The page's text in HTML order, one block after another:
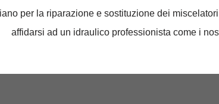
per la riparazione e sostituzione dei
affidarsi ad un idraulico professionista come i